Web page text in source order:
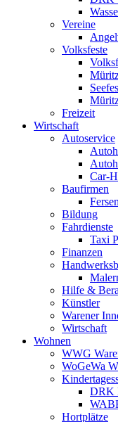
Vereine
Volksfeste
Freizeit
Wirtschaft
Autoservice
Car-
Baufirmen
Bildung
Fahrdienste
Taxi
Finanzen
Hilfe &
Künstler
Warener
Wirtschaft
Wohnen
WWG
WoGeWa
DRK
Hortplätze